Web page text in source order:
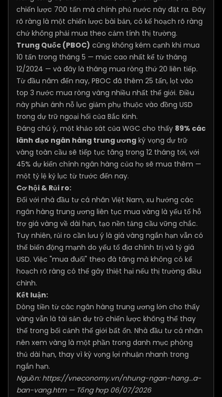
chiến lược 700 tấn mà chính phủ nước này đặt ra. Đây
rõ ràng là một chiến lược bài bản, có kế hoạch rõ ràng
chứ không phải mua theo cảm tính thị trường.
Trung Quốc (PBOC) cũng không kém cạnh khi mua
10 tấn trong tháng 5 — mức cao nhất kể từ tháng
12/2024 — và đây là tháng mua ròng thứ 20 liên tiếp.
Từ đầu năm đến nay, PBOC đã thêm 25 tấn, lọt vào
top 3 nước mua ròng vàng nhiều nhất thế giới. Điều
này phản ánh nỗ lực giảm phụ thuộc vào đồng USD
trong dự trữ ngoại hối của Bắc Kinh.
Đáng chú ý, một khảo sát của WGC cho thấy 89% các
lãnh đạo ngân hàng trung ương kỳ vọng dự trữ
vàng toàn cầu sẽ tiếp tục tăng trong 12 tháng tới, với
45% dự kiến chính ngân hàng của họ sẽ mua thêm —
một tỷ lệ kỷ lục từ trước đến nay.
Cơ hội & Rủi ro:
Đối với nhà đầu tư cá nhân Việt Nam, xu hướng các
ngân hàng trung ương liên tục mua vàng là yếu tố hỗ
trợ giá vàng về dài hạn, tạo nền tảng cầu vững chắc.
Tuy nhiên, rủi ro cần lưu ý là giá vàng ngắn hạn vẫn có
thể biến động mạnh do yếu tố địa chính trị và tỷ giá
USD. Việc "mua đuổi" theo đà tăng mà không có kế
hoạch rõ ràng có thể gây thiệt hại nếu thị trường điều
chỉnh.
Kết luận:
Dòng tiền từ các ngân hàng trung ương lớn cho thấy
vàng vẫn là tài sản dự trữ chiến lược không thể thay
thế trong bối cảnh thế giới bất ổn. Nhà đầu tư cá nhân
nên xem vàng là một phần trong danh mục phòng
thủ dài hạn, thay vì kỳ vọng lợi nhuận nhanh trong
ngắn hạn.
Nguồn: https://vneconomy.vn/nhung-ngan-hang...a-
ban-vang.htm— Tổng hợp 06/07/2026